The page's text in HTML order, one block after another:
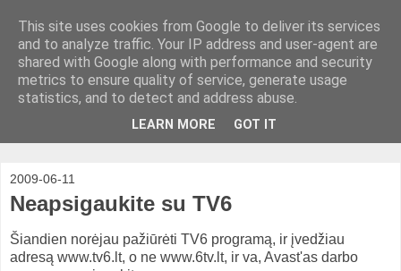
2009-06-11
Neapsigaukite su TV6
Šiandien norėjau pažiūrėti TV6 programą, ir įvedžiau
adresą www.tv6.lt, o ne www.6tv.lt, ir va, Avast'as darbo
This site uses cookies from Google to deliver its services
and to analyze traffic. Your IP address and user-agent are
shared with Google along with performance and security
metrics to ensure quality of service, generate usage
statistics, and to detect and address abuse.
LEARN MORE GOT IT